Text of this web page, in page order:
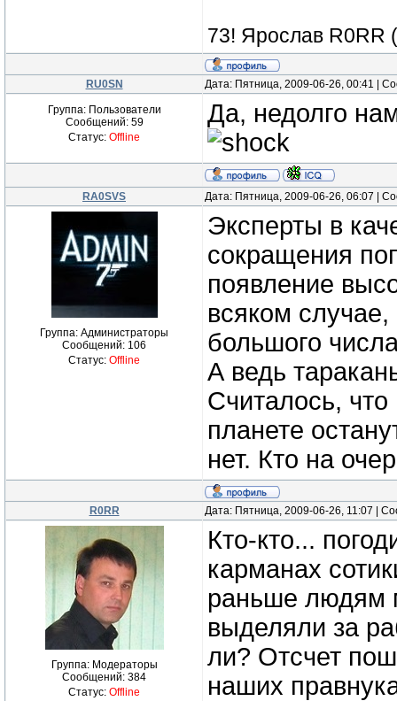
73! Ярослав R0RR
RU0SN Дата: Пятница, 2009-06-26, 00:41 |
Группа: Пользователи
Сообщений: 59
Статус: Offline
Да, недолго
RA0SVS Дата: Пятница, 2009-06-26, 06:07 |
Группа: Администраторы
Сообщений: 106
Статус: Offline
Эксперты в
сокращения
появление
всяком
большого
А ведь
Считалось,
планете
нет. Кто на
R0RR Дата: Пятница, 2009-06-26, 11:07 |
Группа: Модераторы
Сообщений: 384
Статус: Offline
Кто-кто...
карманах
раньше людям
выделяли за
ли? Отсчет
наших